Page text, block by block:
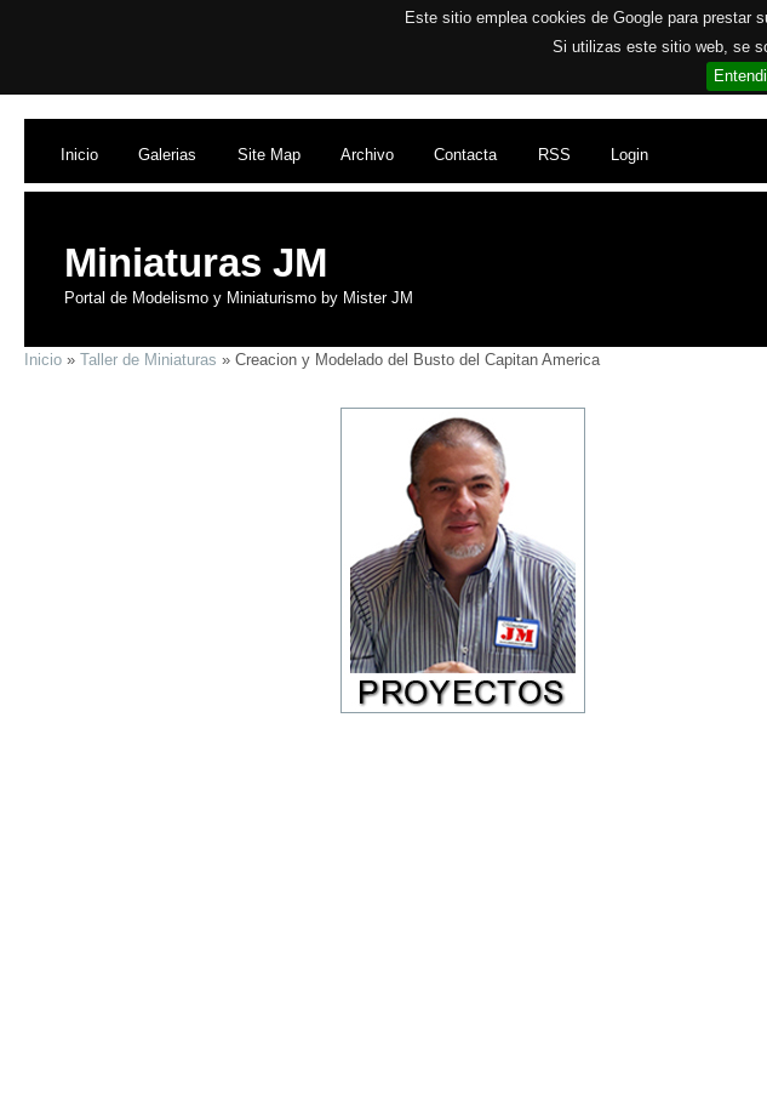
Este sitio emplea cookies de Google para prestar
Si utilizas este sitio web, se
Inicio Galerias Site Map Archivo Contacta RSS Login
Miniaturas JM
Portal de Modelismo y Miniaturismo by Mister JM
Inicio » Taller de Miniaturas » Creacion y Modelado del Busto del Capitan America